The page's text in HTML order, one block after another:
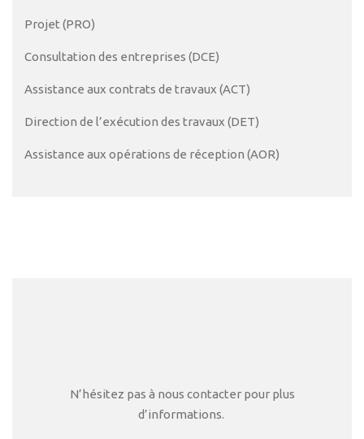
Projet (PRO)
Consultation des entreprises (DCE)
Assistance aux contrats de travaux (ACT)
Direction de l’exécution des travaux (DET)
Assistance aux opérations de réception (AOR)
N’hésitez pas à nous contacter pour plus
d’informations.